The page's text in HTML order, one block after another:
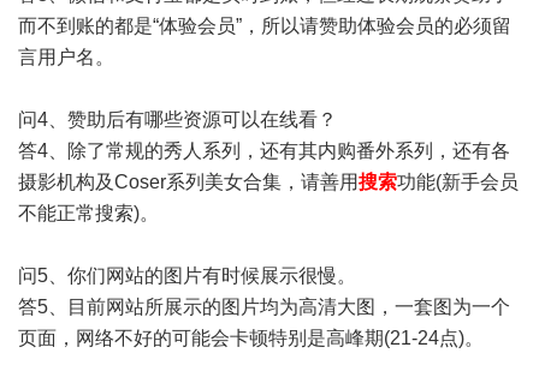
而不到账的都是“体验会员”，所以请赞助体验会员的必须留
言用户名。
问4、赞助后有哪些资源可以在线看？
答4、除了常规的秀人系列，还有其内购番外系列，还有各
摄影机构及Coser系列美女合集，请善用搜索功能(新手会员
不能正常搜索)。
问5、你们网站的图片有时候展示很慢。
答5、目前网站所展示的图片均为高清大图，一套图为一个
页面，网络不好的可能会卡顿特别是高峰期(21-24点)。